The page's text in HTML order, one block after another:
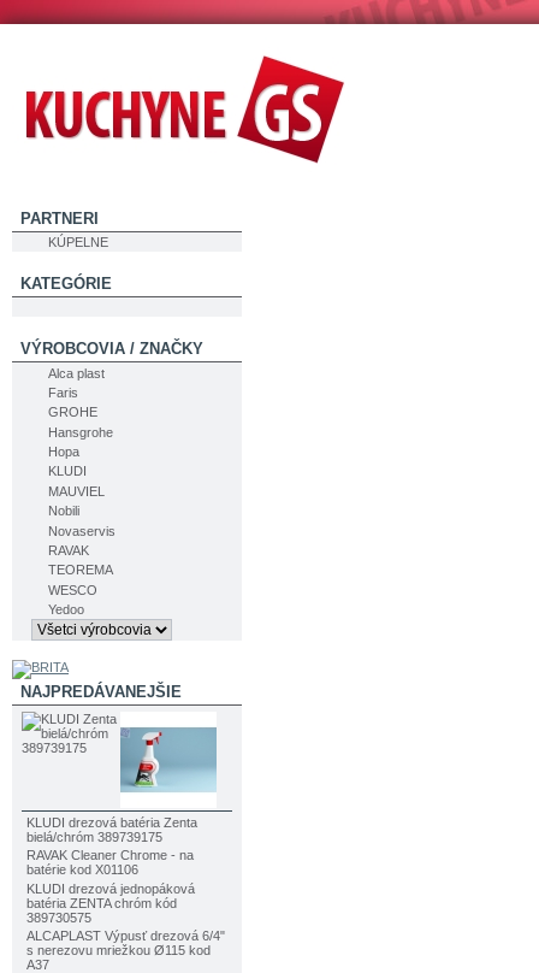
PARTNERI
KÚPELNE
KATEGÓRIE
VÝROBCOVIA / ZNAČKY
Alca plast
Faris
GROHE
Hansgrohe
Hopa
KLUDI
MAUVIEL
Nobili
Novaservis
RAVAK
TEOREMA
WESCO
Yedoo
NAJPREDÁVANEJŠIE
KLUDI drezová batéria Zenta
bielá/chróm 389739175
RAVAK Cleaner Chrome - na
batérie kod X01106
KLUDI drezová jednopáková
batéria ZENTA chróm kód
389730575
ALCAPLAST Výpusť drezová 6/4"
s nerezovu mriežkou Ø115 kod
A37